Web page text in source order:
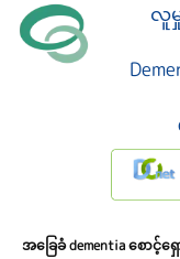
လူ
အခြေခံ dementia စော